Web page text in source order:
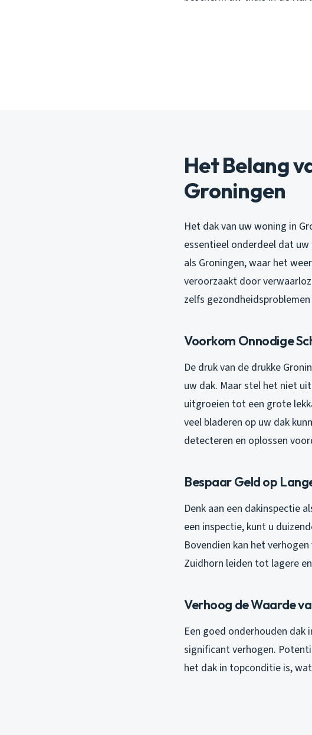
Het Belang
Groningen
Het dak van uw woning in
essentieel onderdeel dat
als Groningen, waar het
veroorzaakt door
zelfs
Voorkom Onnodige
De druk van de drukke
uw dak. Maar stel het niet
uitgroeien tot een grote
veel bladeren op uw dak
detecteren en oplossen
Bespaar Geld op
Denk aan een dakinspectie
een inspectie, kunt u
Bovendien kan het
Zuidhorn leiden tot lagere
Verhoog de Waarde
Een goed onderhouden dak
significant verhogen.
het dak in topconditie is,